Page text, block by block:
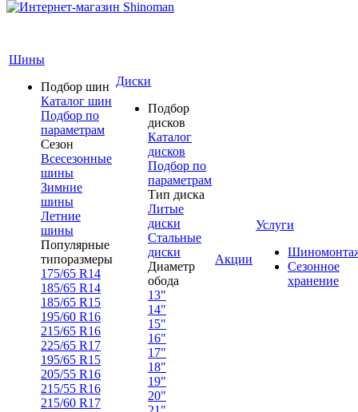
Шины
Подбор шин
Каталог шин
Подбор по
параметрам
Сезон
Всесезонные
шины
Зимние
шины
Летние
шины
Популярные
типоразмеры
175/65 R14
185/65 R14
185/65 R15
195/60 R16
215/65 R16
225/65 R17
195/65 R15
205/55 R16
215/55 R16
215/60 R17
Диски
Подбор
дисков
Каталог
дисков
Подбор по
параметрам
Тип диска
Литые
диски
Стальные
диски
Диаметр
обода
13"
14"
15"
16"
17"
18"
19"
20"
Акции
Услуги
Сезонное
хранение